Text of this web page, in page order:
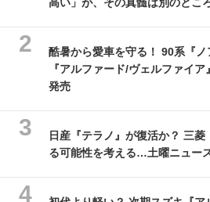
酷暑から愛車を守る！ 90系『
『アルファード/ヴェルファイ
発売
日産『テラノ』が復活か？ 三
る可能性を考える…土曜ニュー